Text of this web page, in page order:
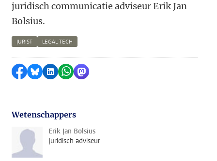
juridisch communicatie adviseur Erik Jan
Bolsius.
JURIST LEGAL TECH
Delen op Facebook
Delen via Bluesky
Delen op LinkedIn
Delen via WhatsApp
Delen via Mastodon
Wetenschappers
Erik Jan Bolsius
Juridisch adviseur